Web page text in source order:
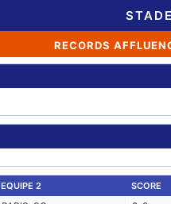
RECORDS
EQUIPE 2 SCORE